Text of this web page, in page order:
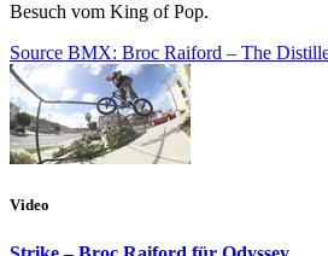
Besuch vom King of Pop.
Source BMX: Broc Raiford – The
Video